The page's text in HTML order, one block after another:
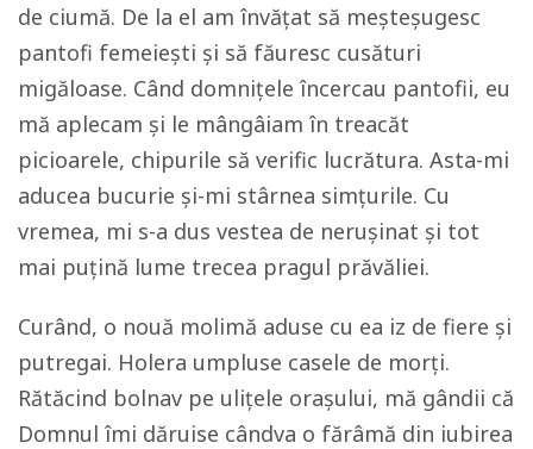
de ciumă. De la el am învăţat să meşteşugesc
pantofi femeieşti şi să făuresc cusături
migăloase. Când domniţele încercau pantofii, eu
mă aplecam şi le mângâiam în treacăt
picioarele, chipurile să verific lucrătura. Asta-mi
aducea bucurie şi-mi stârnea simţurile. Cu
vremea, mi s-a dus vestea de neruşinat şi tot
mai puţină lume trecea pragul prăvăliei.
Curând, o nouă molimă aduse cu ea iz de fiere şi
putregai. Holera umpluse casele de morţi.
Rătăcind bolnav pe uliţele oraşului, mă gândii că
Domnul îmi dăruise cândva o fărâmă din iubirea